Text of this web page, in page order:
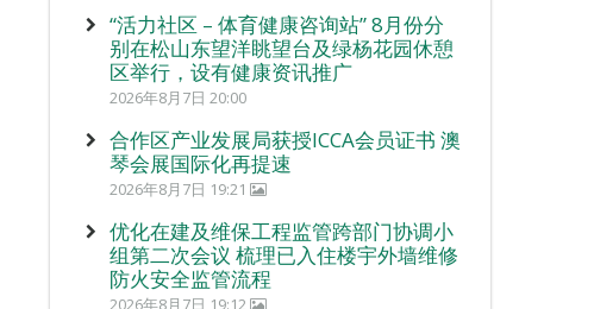
“活力社区 – 体育健康咨询站” 8月份分
别在松山东望洋眺望台及绿杨花园休憩
区举行，设有健康资讯推广
2026年8月7日 20:00
合作区产业发展局获授ICCA会员证书 澳
琴会展国际化再提速
2026年8月7日 19:21
优化在建及维保工程监管跨部门协调小
组第二次会议 梳理已入住楼宇外墙维修
防火安全监管流程
2026年8月7日 19:12